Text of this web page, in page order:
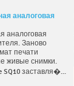
аналоговая
аналоговая
Заново
печати
живые снимки.
SQ10 заставля�...